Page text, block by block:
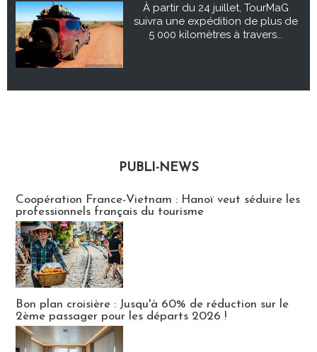
À partir du 24 juillet, TourMaG
suivra une expédition de plus de
5 000 kilomètres à travers...
PUBLI-NEWS
Coopération France-Vietnam : Hanoï veut séduire les
professionnels français du tourisme
Bon plan croisière : Jusqu'à 60% de réduction sur le
2ème passager pour les départs 2026 !